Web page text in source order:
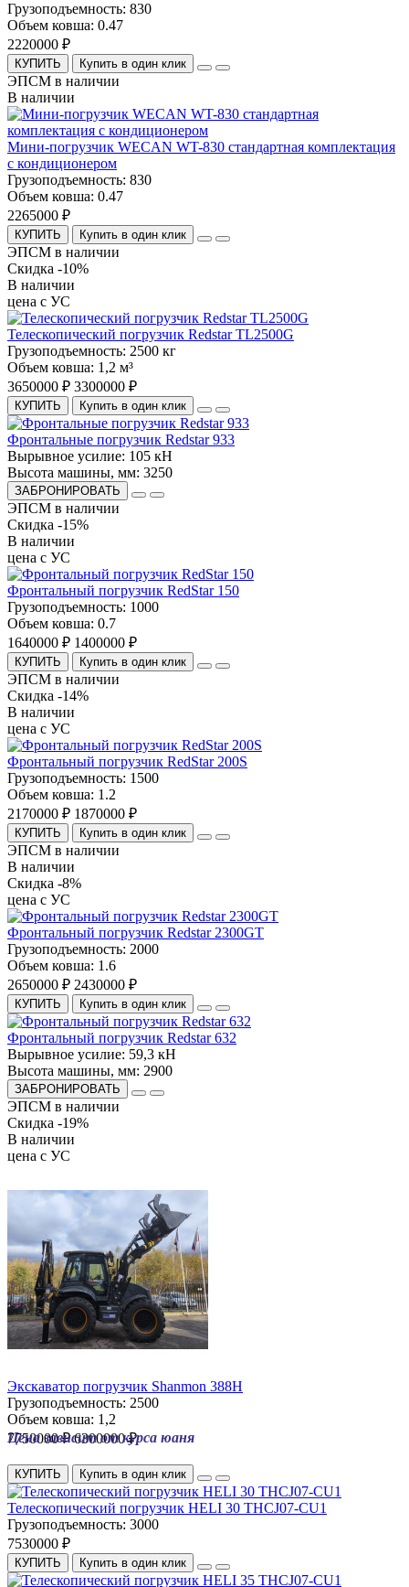
Грузоподъемность: 830
Объем ковша: 0.47
2220000 ₽
КУПИТЬ Купить в один клик
ЭПСМ в наличии
В наличии
Мини-погрузчик WECAN WT-830 стандартная комплектация
с кондиционером
Грузоподъемность: 830
Объем ковша: 0.47
2265000 ₽
КУПИТЬ Купить в один клик
ЭПСМ в наличии
Скидка -10%
В наличии
цена с УС
Телескопический погрузчик Redstar TL2500G
Грузоподъемность: 2500 кг
Объем ковша: 1,2 м³
3650000 ₽ 3300000 ₽
КУПИТЬ Купить в один клик
Фронтальные погрузчик Redstar 933
Вырывное усилие: 105 кН
Высота машины, мм: 3250
ЗАБРОНИРОВАТЬ
ЭПСМ в наличии
Скидка -15%
В наличии
цена с УС
Фронтальный погрузчик RedStar 150
Грузоподъемность: 1000
Объем ковша: 0.7
1640000 ₽ 1400000 ₽
КУПИТЬ Купить в один клик
ЭПСМ в наличии
Скидка -14%
В наличии
цена с УС
Фронтальный погрузчик RedStar 200S
Грузоподъемность: 1500
Объем ковша: 1.2
2170000 ₽ 1870000 ₽
КУПИТЬ Купить в один клик
ЭПСМ в наличии
В наличии
Скидка -8%
цена с УС
Фронтальный погрузчик Redstar 2300GT
Грузоподъемность: 2000
Объем ковша: 1.6
2650000 ₽ 2430000 ₽
КУПИТЬ Купить в один клик
Фронтальный погрузчик Redstar 632
Вырывное усилие: 59,3 кН
Высота машины, мм: 2900
ЗАБРОНИРОВАТЬ
ЭПСМ в наличии
Скидка -19%
В наличии
цена с УС
Экскаватор погрузчик Shanmon 388H
Грузоподъемность: 2500
Объем ковша: 1,2
7750000 ₽ 6300000 ₽
Цена зависит от курса юаня
КУПИТЬ Купить в один клик
Телескопический погрузчик HELI 30 THCJ07-CU1
Грузоподъемность: 3000
7530000 ₽
КУПИТЬ Купить в один клик